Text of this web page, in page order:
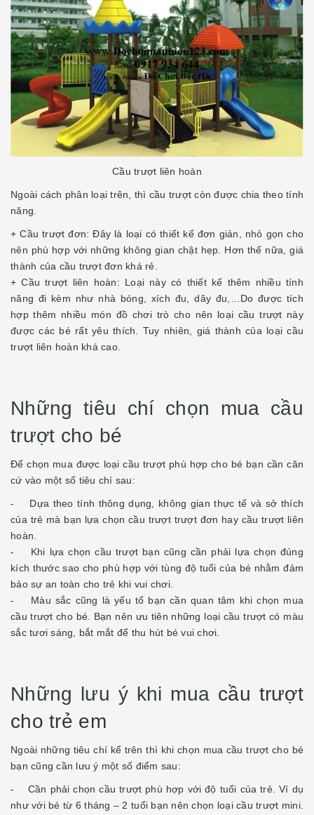
Cầu trượt liên hoàn
Ngoài cách phân loại trên, thì cầu trượt còn được chia theo tính
năng.
+ Cầu trượt đơn: Đây là loại có thiết kế đơn giản, nhỏ gọn cho
nên phù hợp với những không gian chật hẹp. Hơn thế nữa, giá
thành của cầu trượt đơn khá rẻ.
+ Cầu trượt liên hoàn: Loại này có thiết kế thêm nhiều tính
năng đi kèm như nhà bóng, xích đu, dây đu,…Do được tích
hợp thêm nhiều món đồ chơi trò cho nên loại cầu trượt này
được các bé rất yêu thích. Tuy nhiên, giá thành của loại cầu
trượt liên hoàn khá cao.
Những tiêu chí chọn mua cầu
trượt cho bé
Để chọn mua được loại cầu trượt phù hợp cho bé bạn cần căn
cứ vào một số tiêu chí sau:
- Dựa theo tính thông dụng, không gian thực tế và sở thích
của trẻ mà bạn lựa chọn cầu trượt trượt đơn hay cầu trượt liên
hoàn.
- Khi lựa chọn cầu trượt bạn cũng cần phải lựa chọn đúng
kích thước sao cho phù hợp với tùng độ tuổi của bé nhằm đảm
bảo sự an toàn cho trẻ khi vui chơi.
- Màu sắc cũng là yếu tố bạn cần quan tâm khi chọn mua
cầu trượt cho bé. Bạn nên ưu tiên những loại cầu trượt có màu
sắc tươi sáng, bắt mắt để thu hút bé vui chơi.
Những lưu ý khi mua cầu trượt
cho trẻ em
Ngoài những tiêu chí kể trên thì khi chọn mua cầu trượt cho bé
bạn cũng cần lưu ý một số điểm sau:
- Cần phải chọn cầu trượt phù hợp với độ tuổi của trẻ. Ví dụ
như với bé từ 6 tháng – 2 tuổi bạn nên chọn loại cầu trượt mini.